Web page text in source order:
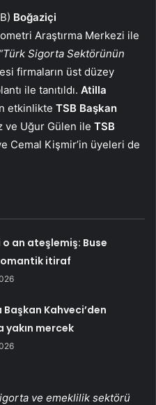
Boğaziçi
Araştırma Merkezi ile
“Türk Sigorta Sektörünün
firmaların üst düzey
ile tanıtıldı. Atilla
etkinlikte TSB Başkan
ve Uğur Gülen ile TSB
Cemal Kişmir’in üyeleri de
o an ateşlemiş: Buse
itiraf
Başkan Kahveci’den
yakın mercek
ve emeklilik sektörü